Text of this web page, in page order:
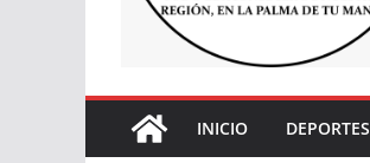
INICIO DEPORTES